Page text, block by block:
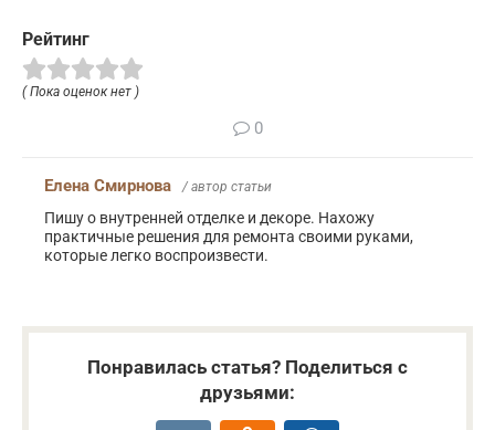
Рейтинг
( Пока оценок нет )
0
Елена Смирнова / автор статьи
Пишу о внутренней отделке и декоре. Нахожу
практичные решения для ремонта своими руками,
которые легко воспроизвести.
Понравилась статья? Поделиться с
друзьями: